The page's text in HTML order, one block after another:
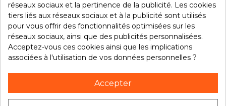
NOS PRODUITS
VOTRE COMPTE
NOTRE BROCHURE
réseaux sociaux et la pertinence de la publicité. Les cookies
tiers liés aux réseaux sociaux et à la publicité sont utilisés
pour vous offrir des fonctionnalités optimisées sur les
réseaux sociaux, ainsi que des publicités personnalisées.
Acceptez-vous ces cookies ainsi que les implications
associées à l'utilisation de vos données personnelles ?
Accepter